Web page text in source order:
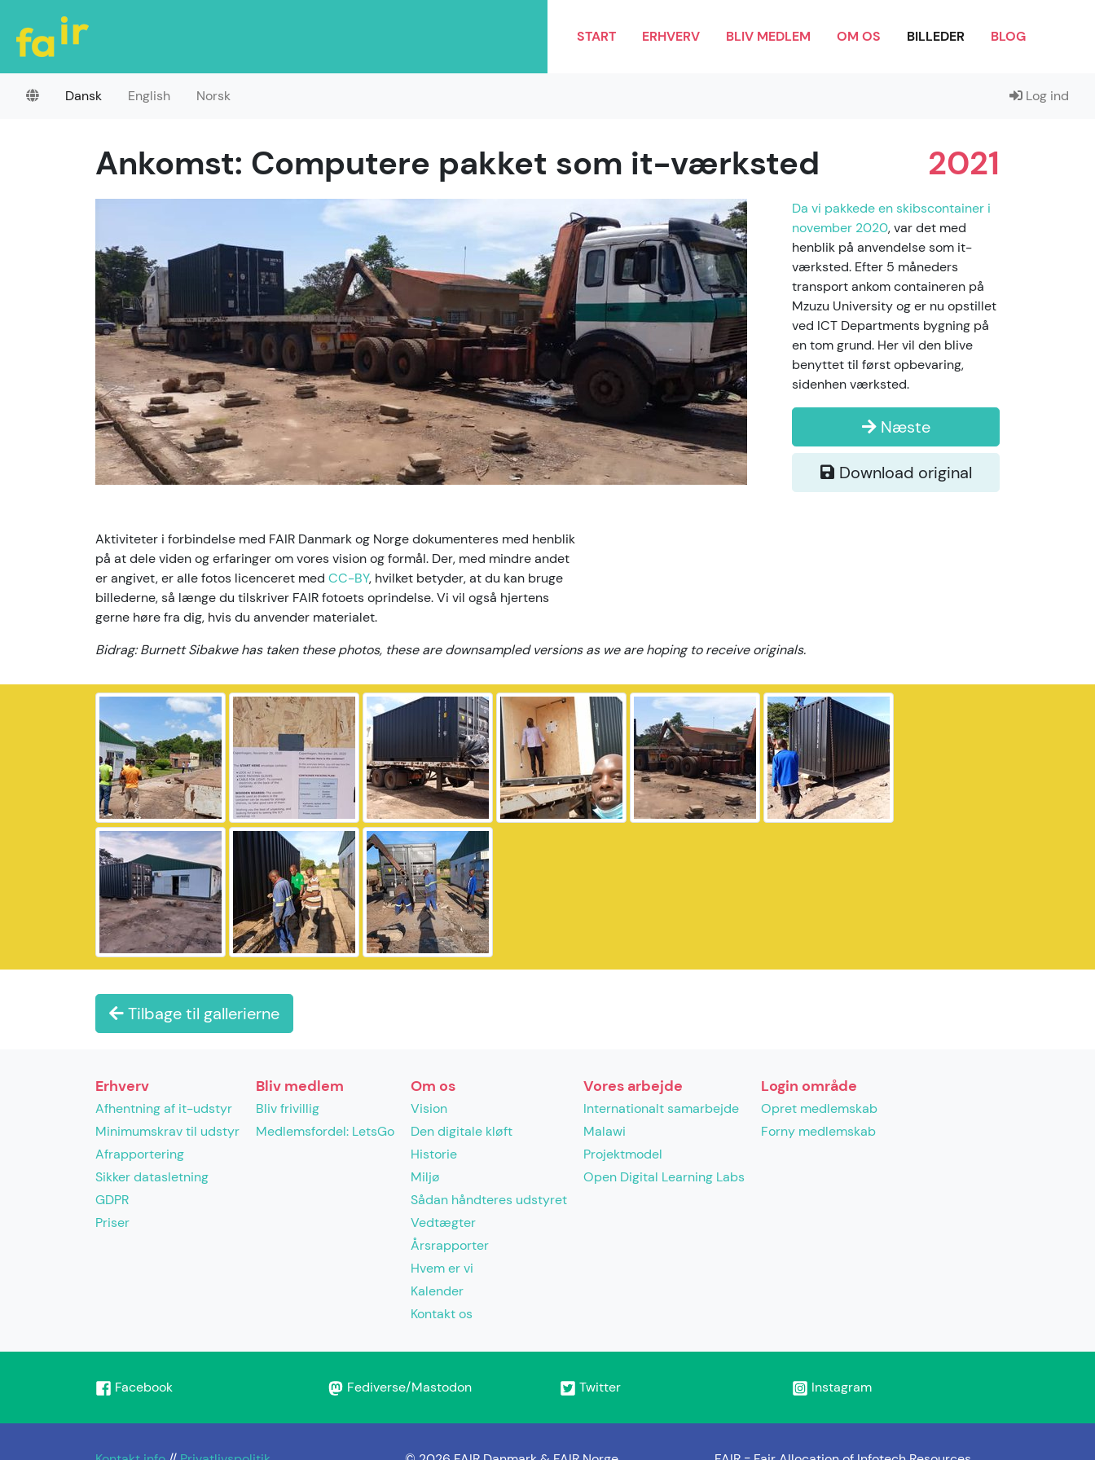
START ERHVERV BLIV MEDLEM OM OS BILLEDER BLOG
Dansk English Norsk Log ind
2021
Ankomst: Computere pakket som it-værksted
Da vi pakkede en skibscontainer i
november 2020, var det med
henblik på anvendelse som it-
værksted. Efter 5 måneders
transport ankom containeren på
Mzuzu University og er nu opstillet
ved ICT Departments bygning på
en tom grund. Her vil den blive
benyttet til først opbevaring,
sidenhen værksted.
Næste
Download original
Aktiviteter i forbindelse med FAIR Danmark og Norge dokumenteres med henblik
på at dele viden og erfaringer om vores vision og formål. Der, med mindre andet
er angivet, er alle fotos licenceret med CC-BY, hvilket betyder, at du kan bruge
billederne, så længe du tilskriver FAIR fotoets oprindelse. Vi vil også hjertens
gerne høre fra dig, hvis du anvender materialet.
Bidrag: Burnett Sibakwe has taken these photos, these are downsampled versions as we are hoping to receive originals.
Tilbage til gallerierne
Erhverv
Afhentning af it-udstyr
Minimumskrav til udstyr
Afrapportering
Sikker datasletning
GDPR
Priser
Bliv medlem
Bliv frivillig
Medlemsfordel: LetsGo
Om os
Vision
Den digitale kløft
Historie
Miljø
Sådan håndteres udstyret
Vedtægter
Årsrapporter
Hvem er vi
Kalender
Kontakt os
Vores arbejde
Internationalt samarbejde
Malawi
Projektmodel
Open Digital Learning Labs
Login område
Opret medlemskab
Forny medlemskab
Facebook Fediverse/Mastodon Twitter Instagram